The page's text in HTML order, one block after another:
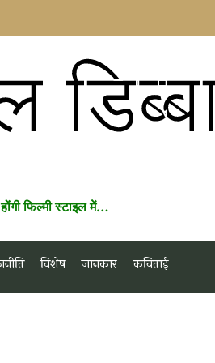
फिल्मी स्टाइल में…
विशेष जानकार कविताई